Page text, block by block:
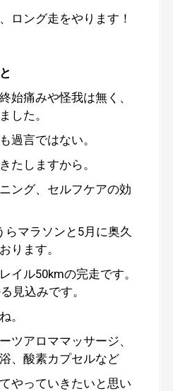
ロング走をやります！
始痛みや怪我は無く、
した。
過言ではない。
たしますから。
ング、セルフケアの効
マラソンと5月に奥久
ります。
イル50kmの完走です。
見込みです。
。
ツアロママッサージ、
、酸素カプセルなど
やっていきたいと思い